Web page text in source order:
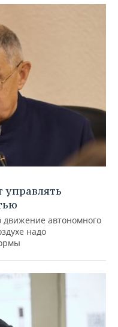
управлять
движение автономного
надо